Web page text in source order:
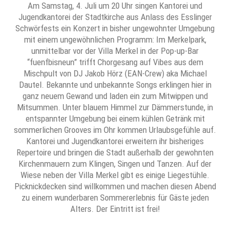
Am Samstag, 4. Juli um 20 Uhr singen Kantorei und
Jugendkantorei der Stadtkirche aus Anlass des Esslinger
Schwörfests ein Konzert in bisher ungewohnter Umgebung
mit einem ungewöhnlichen Programm: Im Merkelpark,
unmittelbar vor der Villa Merkel in der Pop-up-Bar
“fuenfbisneun” trifft Chorgesang auf Vibes aus dem
Mischpult von DJ Jakob Hörz (EAN-Crew) aka Michael
Dautel. Bekannte und unbekannte Songs erklingen hier in
ganz neuem Gewand und laden ein zum Mitwippen und
Mitsummen. Unter blauem Himmel zur Dämmerstunde, in
entspannter Umgebung bei einem kühlen Getränk mit
sommerlichen Grooves im Ohr kommen Urlaubsgefühle auf.
Kantorei und Jugendkantorei erweitern ihr bisheriges
Repertoire und bringen die Stadt außerhalb der gewohnten
Kirchenmauern zum Klingen, Singen und Tanzen. Auf der
Wiese neben der Villa Merkel gibt es einige Liegestühle.
Picknickdecken sind willkommen und machen diesen Abend
zu einem wunderbaren Sommererlebnis für Gäste jeden
Alters. Der Eintritt ist frei!